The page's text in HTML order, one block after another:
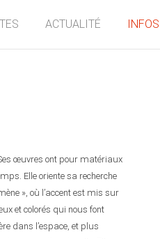
ACTUALITÉ INFOS
œuvres ont pour matériaux
Elle oriente sa recherche
», où l’accent est mis sur
et colorés qui nous font
dans l’espace, et plus